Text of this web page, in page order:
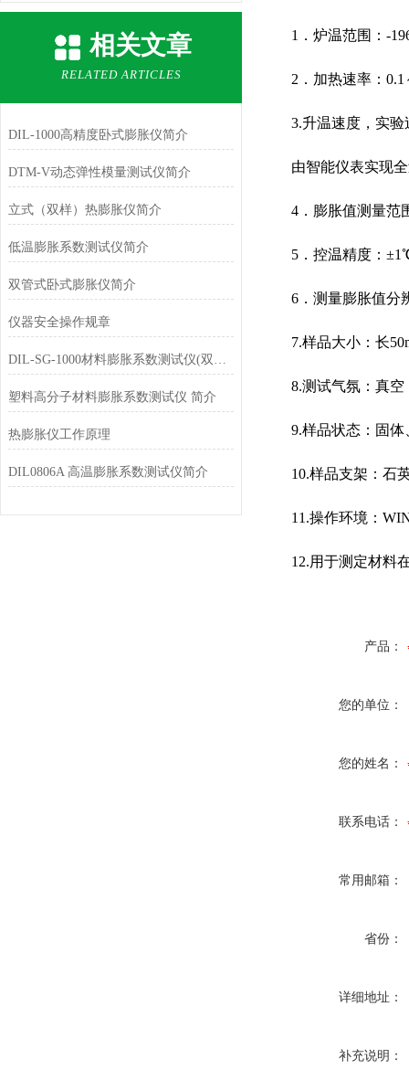
相关文章
RELATED ARTICLES
DIL-1000高精度卧式膨胀仪简介
DTM-V动态弹性模量测试仪简介
立式（双样）热膨胀仪简介
低温膨胀系数测试仪简介
双管式卧式膨胀仪简介
仪器安全操作规章
DIL-SG-1000材料膨胀系数测试仪(双管式)简介
塑料高分子材料膨胀系数测试仪 简介
热膨胀仪工作原理
DIL0806A 高温膨胀系数测试仪简介
1．炉温范围：-
2．加热速率：0.1
3.升温速度，实验
由智能仪表实现全
4．膨胀值测量范
5．控温精度：
6．测量膨胀值分
7.样品大小：长
8.测试气氛：真空
9.样品状态：固体
10.样品支架：石
11.操作环境：
12.用于测定材料
产品：
您的单位：
您的姓名：
联系电话：
常用邮箱：
省份：
详细地址：
补充说明：